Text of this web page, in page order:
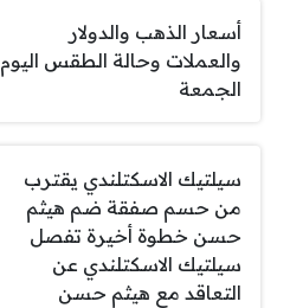
أسعار الذهب والدولار
والعملات وحالة الطقس اليوم
الجمعة
سيلتيك الاسكتلندي يقترب
من حسم صفقة ضم هيثم
حسن خطوة أخيرة تفصل
سيلتيك الاسكتلندي عن
التعاقد مع هيثم حسن